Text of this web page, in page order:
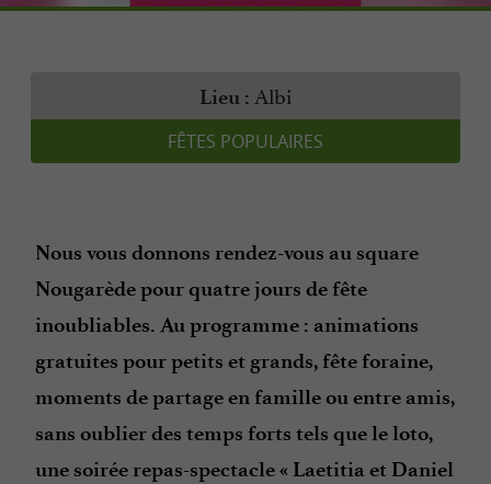
Lieu : Albi
FÊTES POPULAIRES
Nous vous donnons rendez-vous au square
Nougarède pour quatre jours de fête
inoubliables. Au programme : animations
gratuites pour petits et grands, fête foraine,
moments de partage en famille ou entre amis,
sans oublier des temps forts tels que le loto,
une soirée repas-spectacle « Laetitia et Daniel